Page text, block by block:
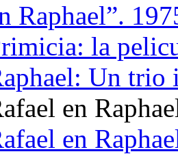
Raphael”.
la
Un trio
en
en